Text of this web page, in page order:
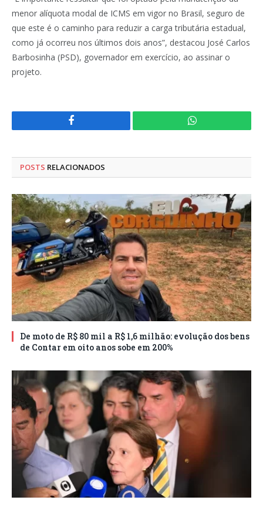
menor alíquota modal de ICMS em vigor no Brasil, seguro de
que este é o caminho para reduzir a carga tributária estadual,
como já ocorreu nos últimos dois anos”, destacou José Carlos
Barbosinha (PSD), governador em exercício, ao assinar o
projeto.
Facebook WhatsApp
POSTS RELACIONADOS
De moto de R$ 80 mil a R$ 1,6 milhão: evolução dos bens
de Contar em oito anos sobe em 200%